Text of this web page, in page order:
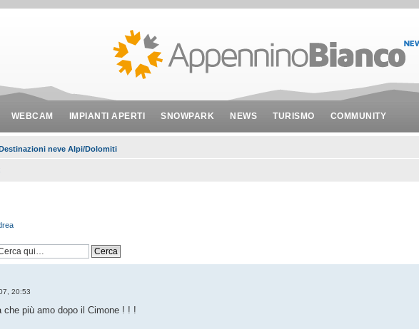
WEBCAM IMPIANTI APERTI SNOWPARK NEWS TURISMO COMMUNITY
neve Alpi/Dolomiti
20:53
che più amo dopo il Cimone ! ! !